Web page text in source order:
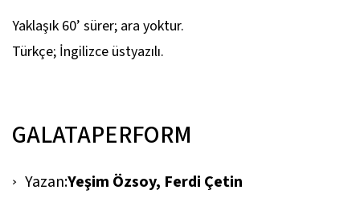
Yaklaşık 60’ sürer; ara yoktur.
Türkçe; İngilizce üstyazılı.
GALATAPERFORM
Yazan:Yeşim Özsoy, Ferdi Çetin